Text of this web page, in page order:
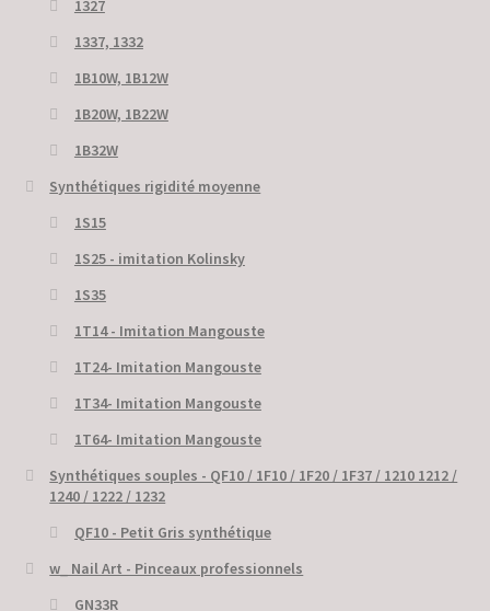
1327
1337, 1332
1B10W, 1B12W
1B20W, 1B22W
1B32W
Synthétiques rigidité moyenne
1S15
1S25 - imitation Kolinsky
1S35
1T14 - Imitation Mangouste
1T24- Imitation Mangouste
1T34- Imitation Mangouste
1T64- Imitation Mangouste
Synthétiques souples - QF10 / 1F10 / 1F20 / 1F37 / 1210 1212 /
1240 / 1222 / 1232
QF10 - Petit Gris synthétique
w_ Nail Art - Pinceaux professionnels
GN33R